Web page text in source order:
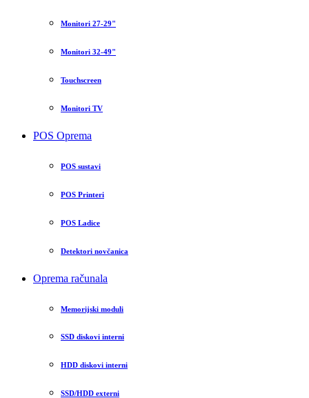
Monitori 27-29"
Monitori 32-49"
Touchscreen
Monitori TV
POS Oprema
POS sustavi
POS Printeri
POS Ladice
Detektori novčanica
Oprema računala
Memorijski moduli
SSD diskovi interni
HDD diskovi interni
SSD/HDD externi